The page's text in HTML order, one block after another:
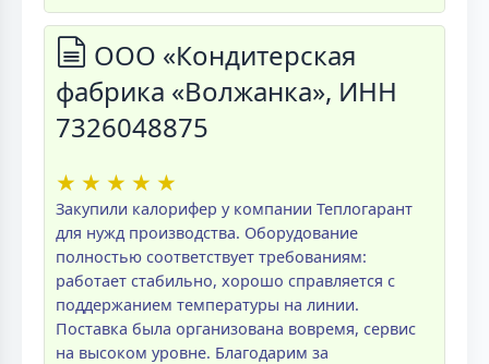
ООО «Кондитерская
фабрика «Волжанка», ИНН
7326048875
★ ★ ★ ★ ★
Закупили калорифер у компании Теплогарант
для нужд производства. Оборудование
полностью соответствует требованиям:
работает стабильно, хорошо справляется с
поддержанием температуры на линии.
Поставка была организована вовремя, сервис
на высоком уровне. Благодарим за